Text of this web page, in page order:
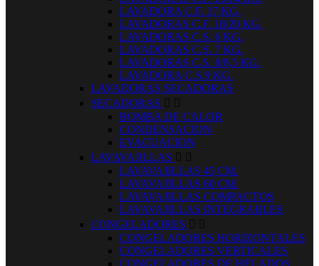
LAVADORA C.F. 17 KG.
LAVADORAS C.F. 18/20 KG.
LAVADORAS C.S. 6 KG.
LAVADORAS C.S. 7 KG.
LAVADORAS C.S. 8/8,5 KG.
LAVADORA C.S.9 KG.
LAVADORAS SECADORAS
SECADORAS  
BOMBA DE CALOR
CONDENSACION
EVACUACION
LAVAVAJILLAS  
LAVAVAJILLAS 45 CM.
LAVAVAJILLAS 60 CM.
LAVAVAJILLAS COMPACTOS
LAVAVAJILLAS INTEGRABLES
CONGELADORES  
CONGELADORES HORIZONTALES
CONGELADORES VERTICALES
CONGELADORES DE HELADOS